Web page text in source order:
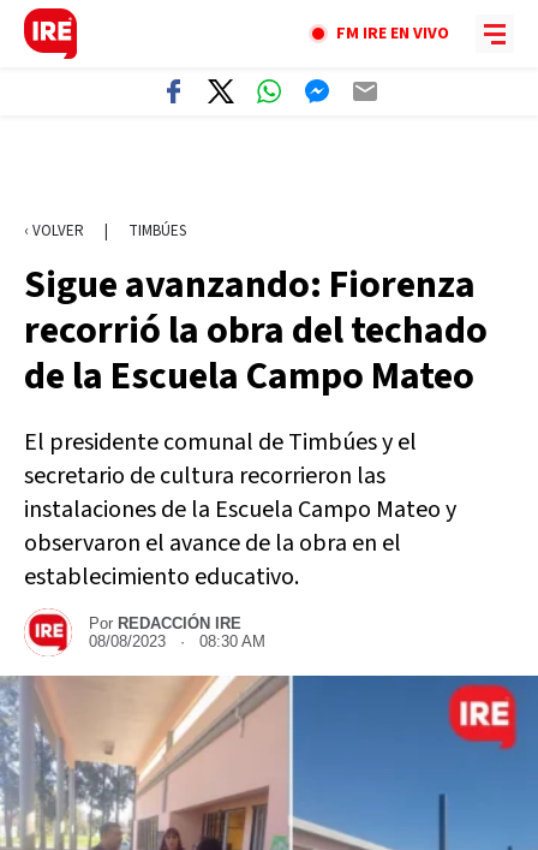
FM IRE EN VIVO
‹ VOLVER | TIMBÚES
Sigue avanzando: Fiorenza
recorrió la obra del techado
de la Escuela Campo Mateo
El presidente comunal de Timbúes y el
secretario de cultura recorrieron las
instalaciones de la Escuela Campo Mateo y
observaron el avance de la obra en el
establecimiento educativo.
Por REDACCIÓN IRE
08/08/2023 · 08:30 AM